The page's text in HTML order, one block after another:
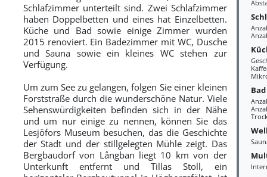
Bad
Schlafzimmer unterteilt sind. Zwei Schlafzimmer
haben Doppelbetten und eines hat Einzelbetten.
Küche und Bad sowie einige Zimmer wurden
2015 renoviert. Ein Badezimmer mit WC, Dusche
und Sauna sowie ein kleines WC stehen zur
Verfügung.
Um zum See zu gelangen, folgen Sie einer kleinen
Forststraße durch die wunderschöne Natur. Viele
Sehenswürdigkeiten befinden sich in der Nähe
und um nur einige zu nennen, können Sie das
Lesjöfors Museum besuchen, das die Geschichte
der Stadt und der stillgelegten Mühle zeigt. Das
Bergbaudorf von Långban liegt 10 km von der
Unterkunft entfernt und Tillas Stoll, ein